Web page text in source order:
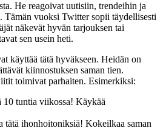
He reagoivat uutisiin, trendeihin ja
Tämän vuoksi Twitter sopii täydellisesti
näkevät hyvän tarjouksen tai
sen usein heti.
käyttää tätä hyväkseen. Heidän on
kiinnostuksen saman tien.
toimivat parhaiten. Esimerkiksi:
10 tuntia viikossa! Käykää
tätä ihonhoitoniksiä! Kokeilkaa saman